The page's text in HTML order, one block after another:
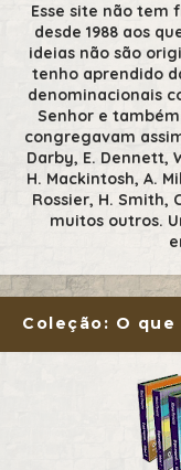
Esse site não tem
desde 1988 aos
ideias não são
tenho aprendido
denominacionais
Senhor e
congregavam
Darby, E. Dennett,
H. Mackintosh, A.
Rossier, H. Smith,
muitos outros.
Coleção: O